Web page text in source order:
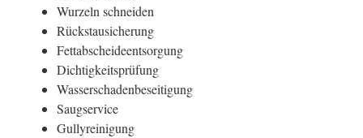
Wurzeln schneiden
Rückstausicherung
Fettabscheideentsorgung
Dichtigkeitsprüfung
Wasserschadenbeseitigung
Saugservice
Gullyreinigung